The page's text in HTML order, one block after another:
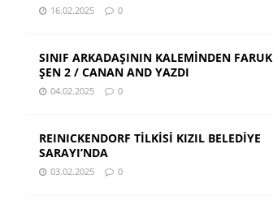
16.02.2025 0
SINIF ARKADAŞININ KALEMİNDEN FARUK
ŞEN 2 / CANAN AND YAZDI
04.02.2025 0
REINICKENDORF TİLKİSİ KIZIL BELEDİYE
SARAYI’NDA
03.02.2025 0